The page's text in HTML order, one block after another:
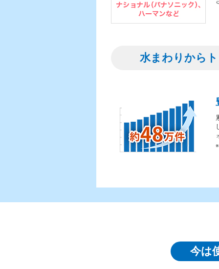
水まわりから
今は